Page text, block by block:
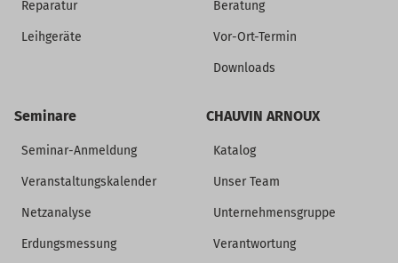
Reparatur
Leihgeräte
Beratung
Vor-Ort-Termin
Downloads
Seminare
Seminar-Anmeldung
Veranstaltungskalender
Netzanalyse
Erdungsmessung
CHAUVIN ARNOUX
Katalog
Unser Team
Unternehmensgruppe
Verantwortung